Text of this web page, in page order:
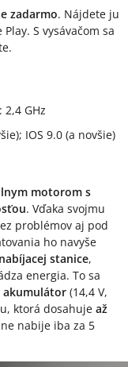
zadarmo. Nájdete ju
S vysávačom sa
GHz
IOS 9.0 (a novšie)
motorom s
. Vďaka svojmu
problémov aj pod
ho navyše
stanice,
energia. To sa
akumulátor (14,4 V,
ktorá dosahuje až
nabije iba za 5